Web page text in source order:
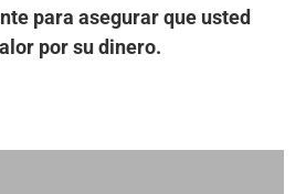
para asegurar que usted
por su dinero.